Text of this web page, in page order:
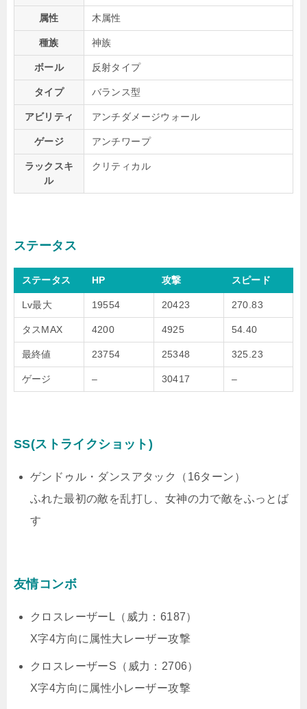
属性 木属性
種族 神族
ボール 反射タイプ
タイプ バランス型
アビリティ アンチダメージウォール
ゲージ アンチワープ
ラックスキ
ル
クリティカル
ステータス
ステータス HP 攻撃 スピード
Lv最大 19554 20423 270.83
タスMAX 4200 4925 54.40
最終値 23754 25348 325.23
ゲージ – 30417 –
SS(ストライクショット)
ゲンドゥル・ダンスアタック（16ターン）
ふれた最初の敵を乱打し、女神の力で敵をふっとば
す
友情コンボ
クロスレーザーL（威力：6187）
X字4方向に属性大レーザー攻撃
クロスレーザーS（威力：2706）
X字4方向に属性小レーザー攻撃